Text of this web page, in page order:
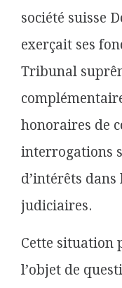
société suisse
exerçait ses
Tribunal
honoraires de
interrogations
d’intérêts dans
judiciaires.
Cette situation
l’objet de